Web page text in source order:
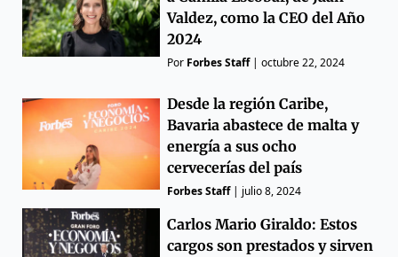
Valdez, como la CEO del Año
2024
Por Forbes Staff|octubre 22, 2024
Desde la región Caribe,
Bavaria abastece de malta y
energía a sus ocho
cervecerías del país
Forbes Staff| julio 8, 2024
Carlos Mario Giraldo: Estos
cargos son prestados y sirven